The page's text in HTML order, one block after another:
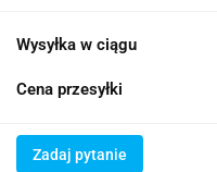
Wysyłka w ciągu
Cena przesyłki
Zadaj pytanie